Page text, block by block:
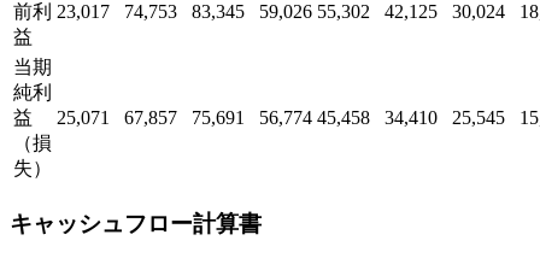
前利
益
23,017 74,753 83,345 59,026 55,302 42,125 30,024
当期
純利
益
（損
失）
25,071 67,857 75,691 56,774 45,458 34,410 25,545
キャッシュフロー計算書